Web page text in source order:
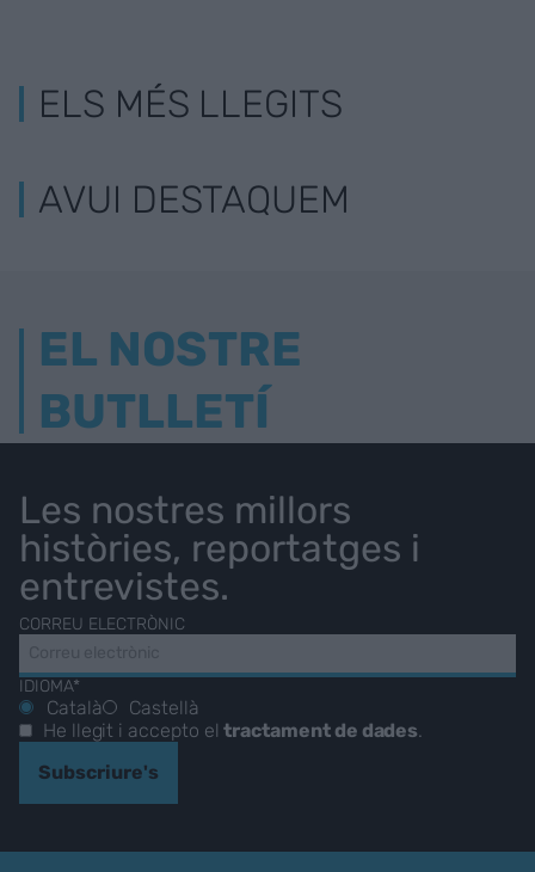
ELS MÉS LLEGITS
AVUI DESTAQUEM
EL NOSTRE
BUTLLETÍ
Les nostres millors
històries, reportatges i
entrevistes.
CORREU ELECTRÒNIC
IDIOMA*
Català
Castellà
He llegit i accepto eltractament de dades
Subscriure's